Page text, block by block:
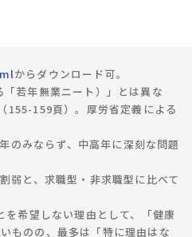
からダウンロード可。
若年無業ニート）」とは異な
155-159頁）。厚労省定義による
のみならず、中高年に深刻な問題
弱と、求職型・非求職型に比べて
希望しない理由として、「健康
ものの、最多は「特に理由はな